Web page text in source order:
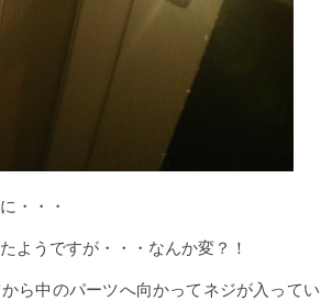
・・・
ようですが・・・なんか変？！
ら中のパーツへ向かってネジが入ってい